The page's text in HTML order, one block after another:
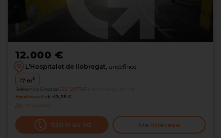
12.000 €
L'Hospitalet de llobregat, undefined
17 m2
Referencia Grocasa G22_2017747
Hipoteca desde 43,35 €
Interesados0
930 11 34 70 Me interesa